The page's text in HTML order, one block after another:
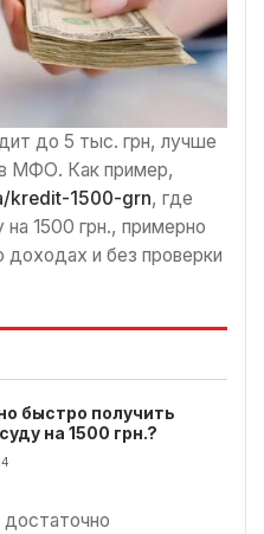
до 5 тыс. грн, лучше
в МФО. Как пример,
kredit-1500-grn, где
1500 грн., примерно
доходах и без проверки
быстро получить
на 1500 грн.?
достаточно